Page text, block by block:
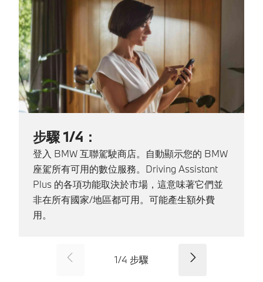
步驟 1/4：
登入 BMW 互聯駕駛商店。自動顯示您的 BMW
座駕所有可用的數位服務。Driving Assistant
Plus 的各項功能取決於市場，這意味著它們並
非在所有國家/地區都可用。可能產生額外費
用。
1/4 步驟